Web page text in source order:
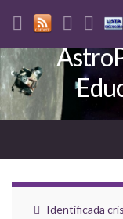
Search
Identificada